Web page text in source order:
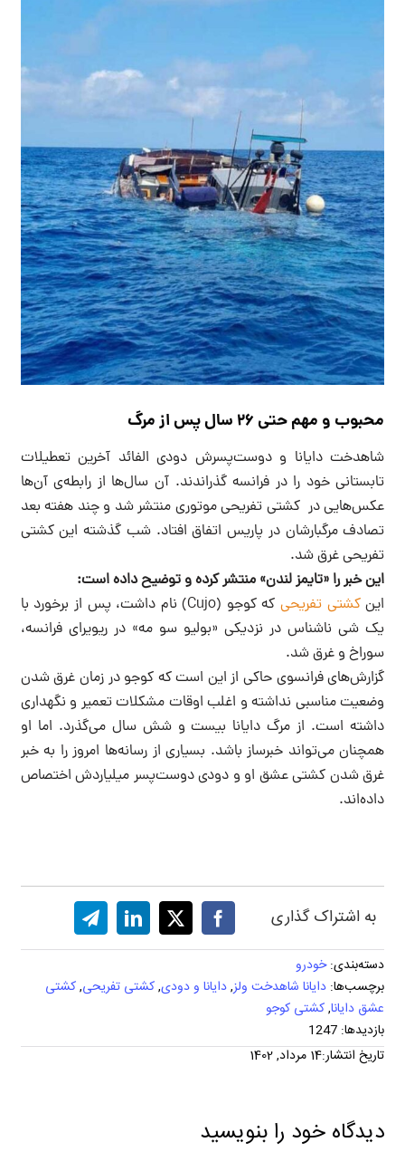
محبوب و مهم حتی ۲۶ سال پس از مرگ
شاهدخت دایانا و دوست‌پسرش دودی الفائد آخرین تعطیلات
تابستانی خود را در فرانسه گذراندند. آن‌ سال‌ها از رابطه‌‌ی آن‌ها
عکس‌هایی در کشتی تفریحی موتوری منتشر شد و چند هفته بعد
تصادف مرگبارشان در پاریس اتفاق افتاد. شب گذشته این کشتی
تفریحی غرق شد.
این خبر را «تایمز لندن» منتشر کرده و توضیح داده است:
اینکشتی تفریحی
که کوجو (Cujo) نام داشت، پس از برخورد با
یک شی ناشناس در نزدیکی «بولیو سو مه» در ریویرای فرانسه،
سوراخ و غرق شد.
گزارش‌های فرانسوی حاکی از این است که کوجو در زمان غرق شدن
وضعیت مناسبی نداشته و اغلب اوقات مشکلات تعمیر و نگهداری
داشته است. از مرگ دایانا بیست و شش سال می‌گذرد. اما او
همچنان می‌تواند خبرساز باشد. بسیاری از رسانه‌ها امروز را به خبر
غرق شدن کشتی عشق او و دودی دوست‌پسر میلیاردش اختصاص
داده‌اند.
به اشتراک گذاری
دسته‌بندی:خودرو
برچسب‌ها: دایانا شاهدخت ولز,دایانا و دودی,کشتی تفریحی,کشتی
عشق دایانا,کشتی کوجو
بازدیدها: 1247
تاریخ انتشار:14 مرداد, 1402
دیدگاه خود را بنویسید